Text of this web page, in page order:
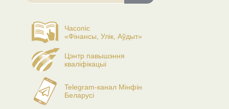
Часопіс
«Фінансы, Улік, Аўдыт»
Цэнтр павышэння
кваліфікацыі
Telegram-канал Мінфін
Беларусі